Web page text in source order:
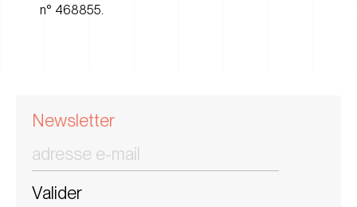
n° 468855.
Newsletter
Valider